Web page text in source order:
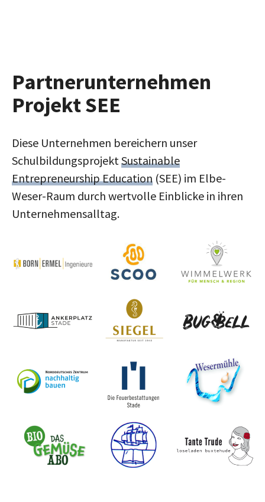
Partnerunternehmen
Projekt SEE
Diese Unternehmen bereichern unser
Schulbildungsprojekt Sustainable
Entrepreneurship Education (SEE) im Elbe-
Weser-Raum durch wertvolle Einblicke in ihren
Unternehmensalltag.